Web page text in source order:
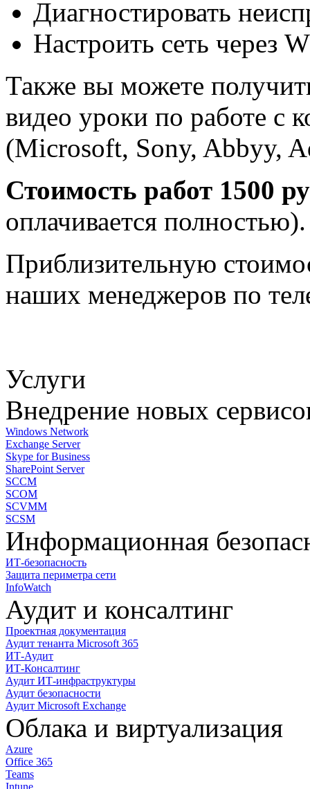
Диагностировать
Настроить сеть через
Также вы можете
видео уроки по работе с
(Microsoft, Sony, Abbyy,
Стоимость работ 1500
оплачивается полностью).
Приблизительную
наших менеджеров по
Услуги
Внедрение новых
Windows Network
Exchange Server
Skype for Business
SharePoint Server
SCCM
SCOM
SCVMM
SCSM
Информационная
ИТ-безопасность
Защита периметра сети
InfoWatch
Аудит и консалтинг
Проектная документация
Аудит тенанта Microsoft 365
ИТ-Аудит
ИТ-Консалтинг
Аудит ИТ-инфраструктуры
Аудит безопасности
Аудит Microsoft Exchange
Облака и виртуализация
Azure
Office 365
Teams
Intune